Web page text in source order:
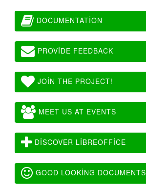
DOCUMENTATION
PROVIDE FEEDBACK
JOIN THE PROJECT!
MEET US AT EVENTS
DISCOVER LIBREOFFICE
GOOD LOOKING DOCUMENTS